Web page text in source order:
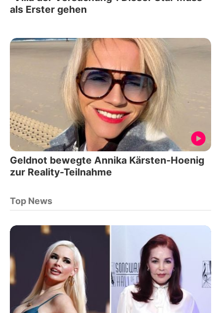
als Erster gehen
Geldnot bewegte Annika Kärsten-Hoenig
zur Reality-Teilnahme
Top News